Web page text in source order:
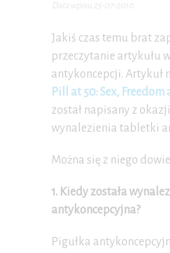
Data wpisu 25-07-2010
Jakiś czas temu brat
przeczytanie artykułu
antykoncepcji. Artykuł
Pill at 50: Sex,
został napisany z
wynalezienia tabletki
Można się z niego
1. Kiedy została
antykoncepcyjna?
Pigułka